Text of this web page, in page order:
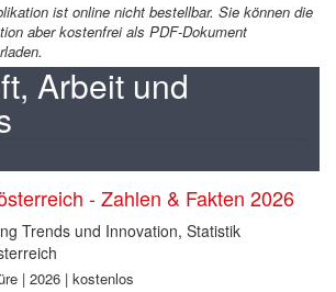
ist online nicht bestellbar. Sie können die
aber kostenfrei als PDF-Dokument
Arbeit und
- Zahlen & Fakten 2026
Trends und Innovation, Statistik
| 2026 | kostenlos